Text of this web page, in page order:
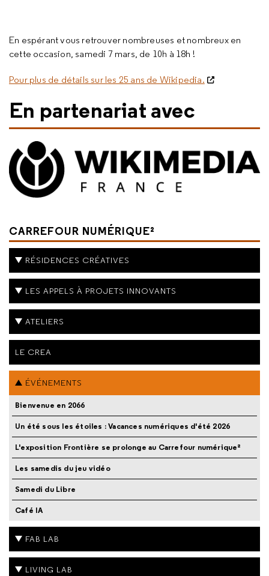
En espérant vous retrouver nombreuses et nombreux en
cette occasion, samedi 7 mars, de 10h à 18h !
Pour plus de détails sur les 25 ans de Wikipedia.
En partenariat avec
CARREFOUR NUMÉRIQUE²
RÉSIDENCES CRÉATIVES
LES APPELS À PROJETS INNOVANTS
ATELIERS
LE CREA
ÉVÉNEMENTS
Bienvenue en 2066
Un été sous les étoiles : Vacances numériques d'été 2026
L'exposition Frontière se prolonge au Carrefour numérique²
Les samedis du jeu vidéo
Samedi du Libre
Café IA
FAB LAB
LIVING LAB